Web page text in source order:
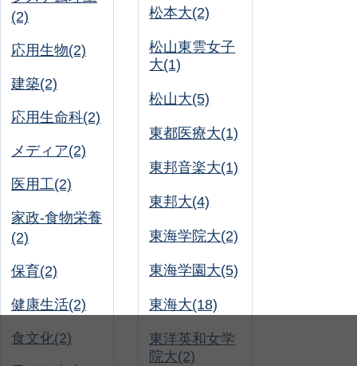
(2)
応用生物(2)
建築(2)
応用生命科(2)
メディア(2)
医用工(2)
家政-食物栄養
(2)
保育(2)
健康生活(2)
食文化(2)
松本大(2)
松山東雲女子
大(1)
松山大(5)
東都医療大(1)
東邦音楽大(1)
東邦大(4)
東海学院大(2)
東海学園大(5)
東海大(18)
東洋英和女学
院大(2)